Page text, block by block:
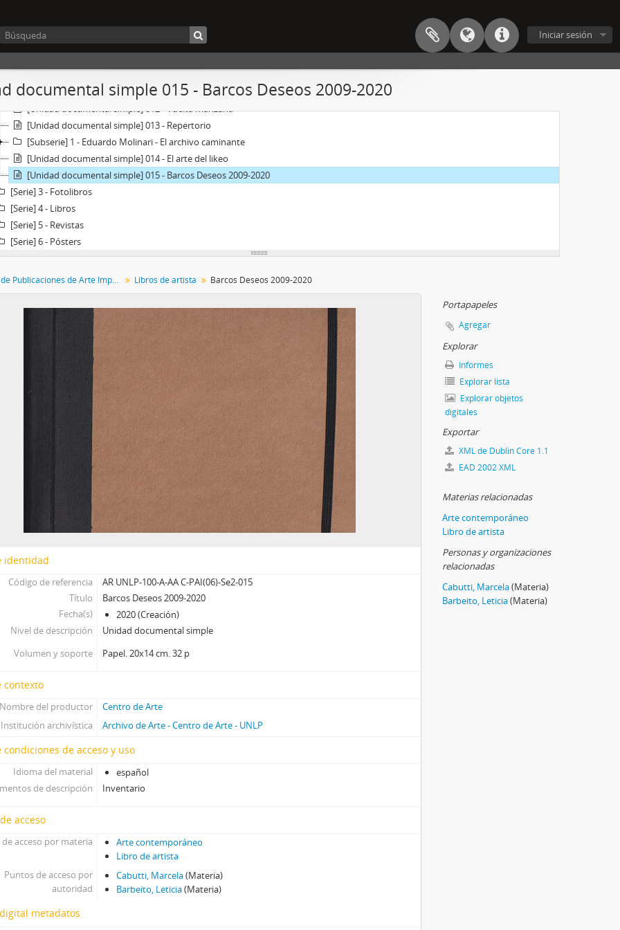
Iniciar sesión
documental simple 015 - Barcos Deseos 2009-2020
[Unidad documental simple] 007 - Jardim do seu neca
[Unidad documental simple] 008 - Queloide, Poemas cicatricais
[Unidad documental simple] 011 - Todo recuerdo es presente
[Unidad documental simple] 012 - Vuelta manzana
[Unidad documental simple] 013 - Repertorio
[Subserie] 1 - Eduardo Molinari - El archivo caminante
[Unidad documental simple] 014 - El arte del likeo
[Unidad documental simple] 015 - Barcos Deseos 2009-2020
[Serie] 3 - Fotolibros
[Serie] 4 - Libros
[Serie] 5 - Revistas
[Serie] 6 - Pósters
Colección de Publicaciones de Arte Impreso Libros de artista Barcos Deseos 2009-2020
identidad
Código de referencia
AR UNLP-100-A-AA C-PAI(06)-Se2-015
Título
Barcos Deseos 2009-2020
Fecha(s)
2020 (Creación)
Nivel de descripción
Unidad documental simple
Volumen y soporte
Papel. 20x14 cm. 32 p
contexto
Nombre del productor
Centro de Arte
Institución archivística
Archivo de Arte - Centro de Arte - UNLP
condiciones de acceso y uso
Idioma del material
español
de descripción
Inventario
acceso
acceso por materia
Arte contemporáneo
Libro de artista
Puntos de acceso por
autoridad
Cabutti, Marcela(Materia)
Barbeito, Leticia(Materia)
metadatos
Portapapeles
Agregar
Explorar
Informes
Explorar lista
Explorar objetos
digitales
Exportar
XML de Dublin Core 1.1
EAD 2002 XML
Materias relacionadas
Arte contemporáneo
Libro de artista
Personas y organizaciones
relacionadas
Cabutti, Marcela(Materia)
Barbeito, Leticia(Materia)